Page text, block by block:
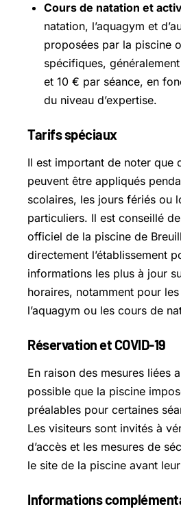
Cours de natation et
natation, l’aquagym et
proposées par la piscine
spécifiques,
et 10 € par séance, en
du niveau d’expertise.
Tarifs spéciaux
Il est important de noter que
peuvent être appliqués
scolaires, les jours fériés ou
particuliers. Il est conseillé
officiel de la piscine de
directement l’établissement
informations les plus à jour
horaires, notamment pour
l’aquagym ou les cours de
Réservation et COVID-19
En raison des mesures liées
possible que la piscine
préalables pour certaines
Les visiteurs sont invités à
d’accès et les mesures de
le site de la piscine avant
Informations